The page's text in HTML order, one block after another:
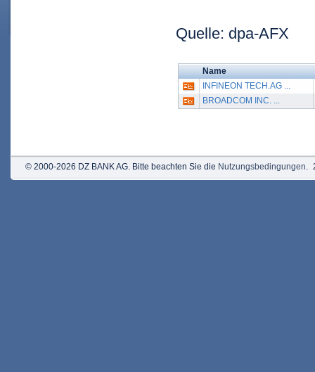
Quelle: dpa-AFX
Name
INFINEON TECH.AG ...
BROADCOM INC. ...
© 2000-2026 DZ BANK AG. Bitte beachten Sie die Nutzungsbedingungen.